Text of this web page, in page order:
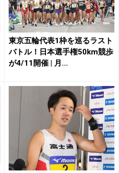
東京五輪代表1枠を巡るラスト
バトル！日本選手権50km競歩
が4/11開催 | 月...